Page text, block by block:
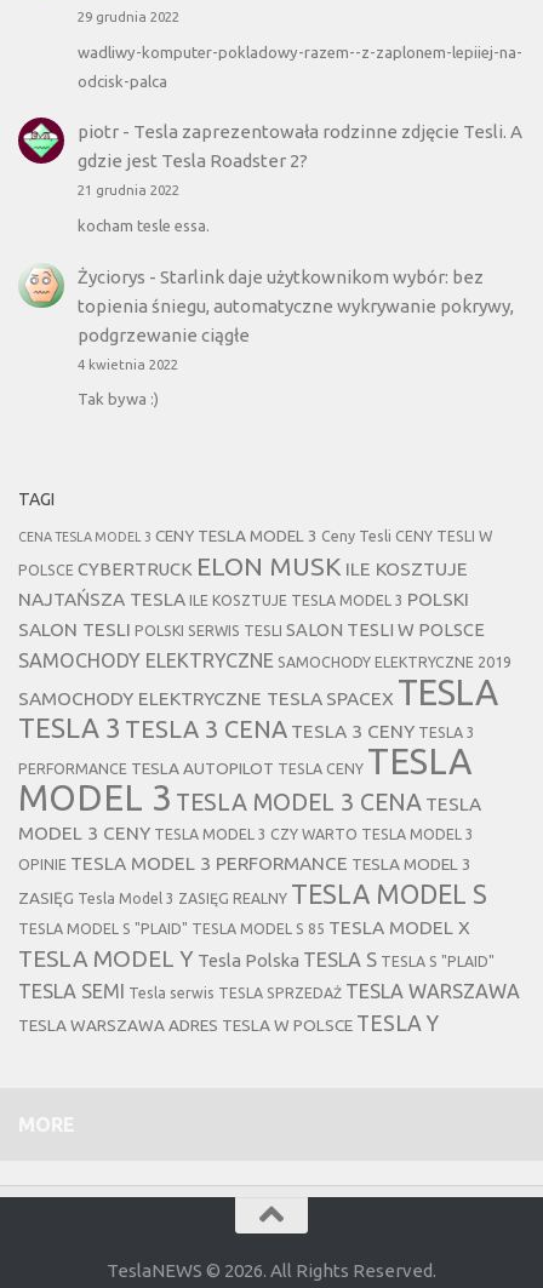
29 grudnia 2022
wadliwy-komputer-pokladowy-razem--z-zaplonem-lepiiej-na-
odcisk-palca
piotr- Tesla zaprezentowała rodzinne zdjęcie Tesli. A
gdzie jest Tesla Roadster 2?
21 grudnia 2022
kocham tesle essa.
Życiorys - Starlink daje użytkownikom wybór: bez
topienia śniegu, automatyczne wykrywanie pokrywy,
podgrzewanie ciągłe
4 kwietnia 2022
Tak bywa :)
TAGI
CENA TESLA MODEL 3 CENY TESLA MODEL 3 Ceny Tesli CENY TESLI W
POLSCE CYBERTRUCK ELON MUSK ILE KOSZTUJE
NAJTAŃSZA TESLA ILE KOSZTUJE TESLA MODEL 3 POLSKI
SALON TESLI POLSKI SERWIS TESLI SALON TESLI W POLSCE
SAMOCHODY ELEKTRYCZNE SAMOCHODY ELEKTRYCZNE 2019
SAMOCHODY ELEKTRYCZNE TESLA SPACEX TESLA
TESLA 3 TESLA 3 CENA TESLA 3 CENY TESLA 3
PERFORMANCE TESLA AUTOPILOT TESLA CENY TESLA
MODEL 3 TESLA MODEL 3 CENA TESLA
MODEL 3 CENY TESLA MODEL 3 CZY WARTO TESLA MODEL 3
OPINIE TESLA MODEL 3 PERFORMANCE TESLA MODEL 3
ZASIĘG Tesla Model 3 ZASIĘG REALNY TESLA MODEL S
TESLA MODEL S "PLAID" TESLA MODEL S 85 TESLA MODEL X
TESLA MODEL Y Tesla Polska TESLA S TESLA S "PLAID"
TESLA SEMI Tesla serwis TESLA SPRZEDAŻ TESLA WARSZAWA
TESLA WARSZAWA ADRES TESLA W POLSCE TESLA Y
MORE
TeslaNEWS © 2026. All Rights Reserved.